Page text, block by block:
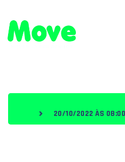
20/10/2022 ÀS